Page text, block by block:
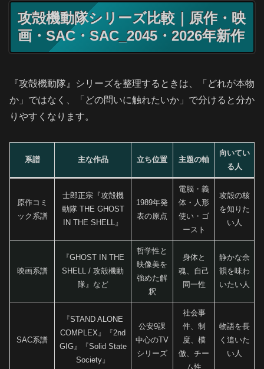
攻殻機動隊シリーズ比較｜原作・映
画・SAC・SAC_2045・2026年新作
『攻殻機動隊』シリーズを整理するときは、「どれが本物
か」ではなく、「どの問いに触れたいか」で分けると分か
りやすくなります。
系譜 主な作品 立ち位置 主題の軸
向いてい
る人
原作コミ
ック系譜
士郎正宗『攻殻機
動隊 THE GHOST
IN THE SHELL』
1989年発
表の原点
電脳・義
体・人形
使い・ゴ
ースト
攻殻の核
を知りた
い人
映画系譜
『GHOST IN THE
SHELL / 攻殻機動
隊』など
哲学性と
映像美を
強めた解
釈
身体と
魂、自己
同一性
静かな余
韻を味わ
いたい人
SAC系譜
『STAND ALONE
COMPLEX』『2nd
GIG』『Solid State
Society』
公安9課
中心のTV
シリーズ
社会事
件、制
度、模
倣、チー
ム性
物語を長
く追いた
い人